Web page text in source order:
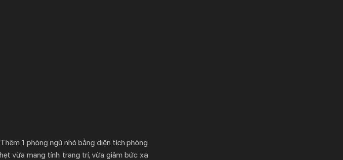
1 phòng ngủ nhỏ bằng diện tích phòng
vừa mang tính trang trí, vừa giảm bức xạ